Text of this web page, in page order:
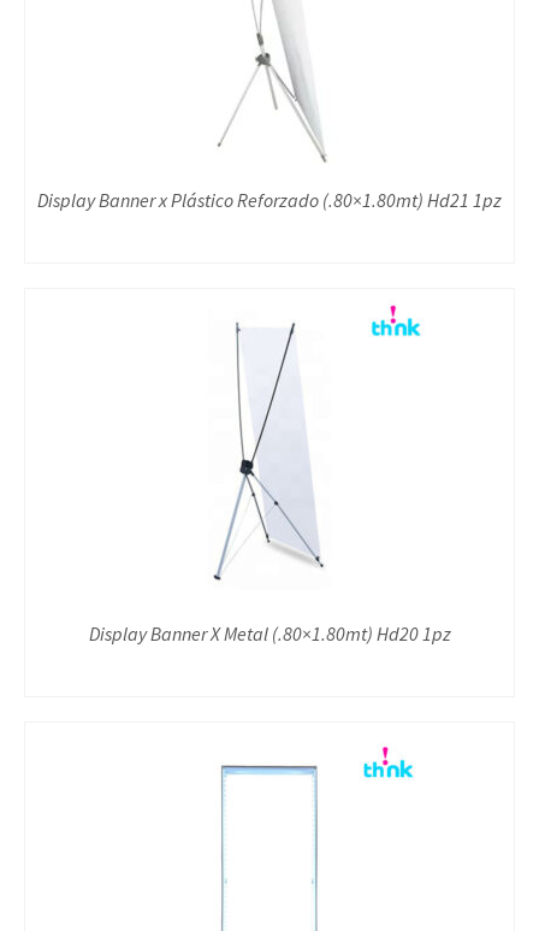
Display Banner x Plástico Reforzado (.80×1.80mt) Hd21 1pz
Display Banner X Metal (.80×1.80mt) Hd20 1pz